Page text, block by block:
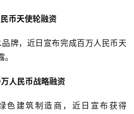
币天使轮融资
牌，近日宣布完成百万人民币天
人民币战略融资
色建筑制造商，近日宣布获得